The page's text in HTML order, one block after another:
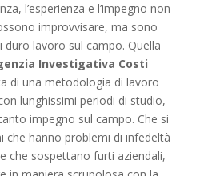
l’esperienza e l’impegno non
improvvisare, ma sono
lavoro sul campo. Quella
Investigativa Costi
di una metodologia di lavoro
lunghissimi periodi di studio,
impegno sul campo. Che si
che hanno problemi di infedeltà
che sospettano furti aziendali,